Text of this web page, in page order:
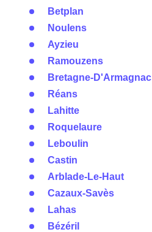
Betplan
Noulens
Ayzieu
Ramouzens
Bretagne-D'Armagnac
Réans
Lahitte
Roquelaure
Leboulin
Castin
Arblade-Le-Haut
Cazaux-Savès
Lahas
Bézéril